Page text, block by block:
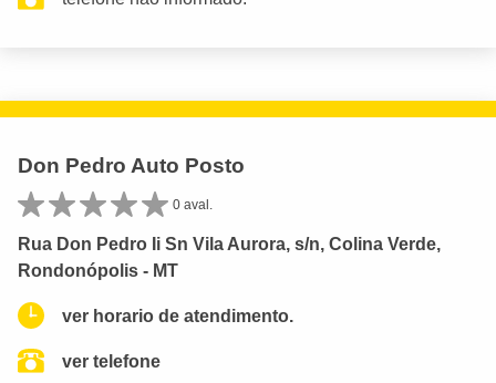
Don Pedro Auto Posto
0 aval.
Rua Don Pedro Ii Sn Vila Aurora, s/n, Colina Verde,
Rondonópolis - MT
ver horario de atendimento.
ver telefone